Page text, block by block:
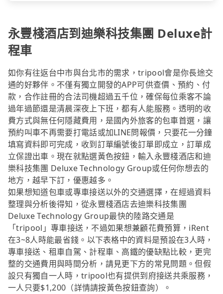
永豐棧酒店到迪樂科技集團 Deluxe計
程車
如你有往返台中市與台北市的需求，tripool會是你長途交
通的好夥伴。不僅有獨立開發的APP可供查價、預約、付
款，合作註冊的合法司機超過五千位，確保每位乘客不論
過年過節還是清晨深夜上下班，都有人能服務。透明的收
費方式與無任何隱藏費用，是國內外旅客的包車首選，讓
預約叫車不再需要打電話或加LINE問報價，只要花一分鐘
填寫資料即可完成，收到訂單編號後訂單即成立，訂單成
立保證出車。現在就點選黃色按鈕，輸入永豐棧酒店和迪
樂科技集團 Deluxe Technology Group或任何你想去的
地方，越早下訂，優惠越多。
如果想知道包車或專車接送以外的交通選擇，在經過資料
整理與分析後得知，從永豐棧酒店去迪樂科技集團
Deluxe Technology Group最快的陸路交通是
「tripool」專車接送，不過如果想兼顧花費預算，iRent
在3~8人時能最省錢。以下表格中的資料是預設在3人時，
專車接送、租車自駕、計程車、高鐵的優缺點比較，更完
整的交通費用與時間分析，請見更下方的常見問題。但假
設只有獨自一人時，tripool也有提供到府接送共乘服務，
一人只要$1,200（詳情請按黃色按鈕查詢）。